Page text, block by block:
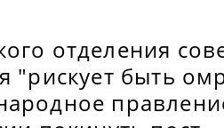
отделения
"рискует быть